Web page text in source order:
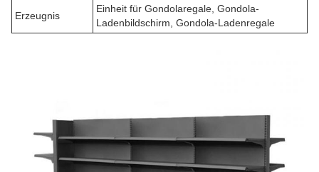
Erzeugnis
Einheit für Gondolaregale, Gondola-
Ladenbildschirm, Gondola-Ladenregale